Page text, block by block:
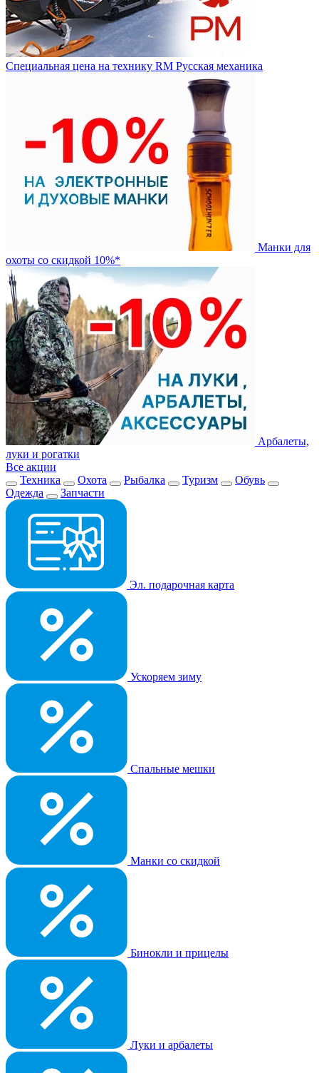
Специальная цена на технику RM Русская механика
Манки для
охоты со скидкой 10%*
Арбалеты,
луки и рогатки
Все акции
Техника
Охота Рыбалка Туризм
Обувь
Одежда
Запчасти
Эл. подарочная карта
Ускоряем зиму
Спальные мешки
Манки со скидкой
Бинокли и прицелы
Луки и арбалеты